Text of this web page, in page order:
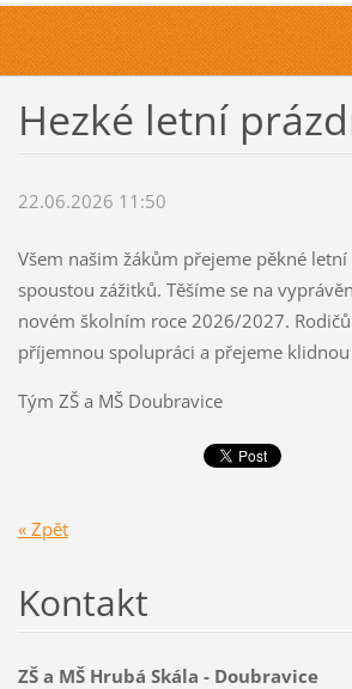
Hezké letní
22.06.2026 11:50
Všem našim žákům přejeme pěkné
spoustou zážitků. Těšíme se na
novém školním roce 2026/2027.
příjemnou spolupráci a přejeme
Tým ZŠ a MŠ Doubravice
« Zpět
Kontakt
ZŠ a MŠ Hrubá Skála - Doubravice